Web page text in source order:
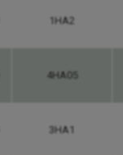
1HA2
4HA05
3HA1